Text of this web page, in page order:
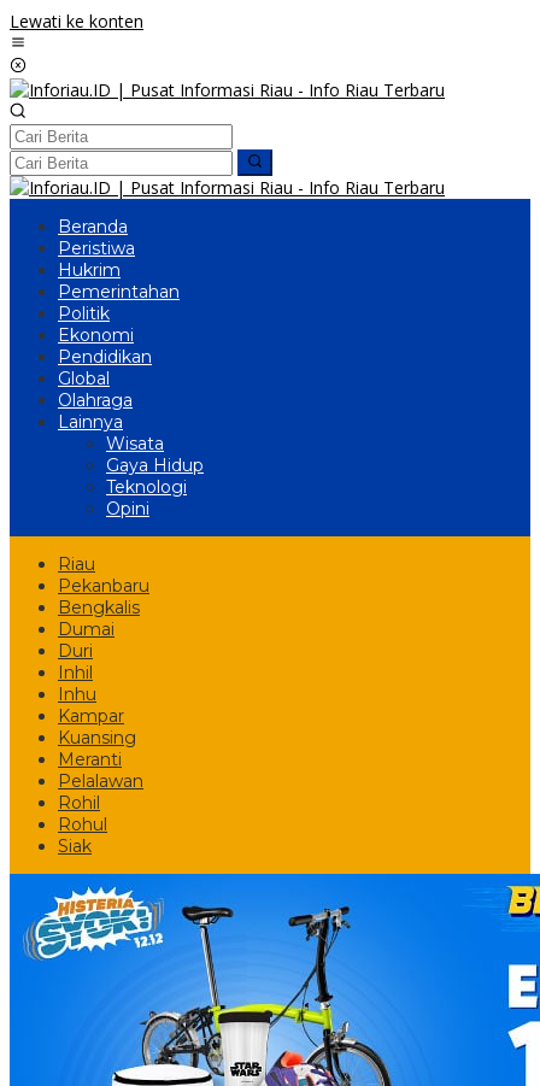
Lewati ke konten
Beranda
Peristiwa
Hukrim
Pemerintahan
Politik
Ekonomi
Pendidikan
Global
Olahraga
Lainnya
Wisata
Gaya Hidup
Teknologi
Opini
Riau
Pekanbaru
Bengkalis
Dumai
Duri
Inhil
Inhu
Kampar
Kuansing
Meranti
Pelalawan
Rohil
Rohul
Siak